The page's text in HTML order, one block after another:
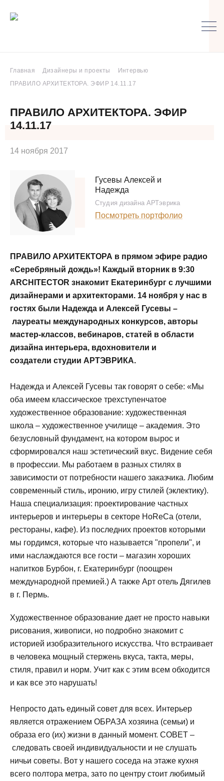
Главная Дизайнеры и проекты
Интервью
ПРАВИЛО АРХИТЕКТОРА. ЭФИР 14.11.17
ПРАВИЛО АРХИТЕКТОРА. ЭФИР
14.11.17
14 ноября 2017
Гусевы Алексей и
Надежда
Студия дизайна АРТэврика
Посмотреть портфолио
ПРАВИЛО АРХИТЕКТОРА в прямом эфире радио
«Серебряный дождь»! Каждый вторник в 9:30
ARCHITECTOR знакомит Екатеринбург с лучшими
дизайнерами и архитекторами. 14 ноября у нас в
гостях были Надежда и Алексей Гусевы –
лауреаты международных конкурсов, авторы
мастер-классов, вебинаров, статей в области
дизайна интерьера, вдохновители и
создатели студии АРТЭВРИКА.
Надежда и Алексей Гусевы так говорят о себе: «Мы
оба имеем классическое трехступенчатое
художественное образование: художественная
школа – художественное училище – академия. Это
безусловный фундамент, на котором вырос и
сформировался наш эстетический вкус. Видение себя
в профессии. Мы работаем в разных стилях в
зависимости от потребности нашего заказчика. Любим
современный стиль, иронию, игру стилей (эклектику).
Наша специализация: проектирование частных
интерьеров и интерьеры в секторе HoReCa (отели,
рестораны, кафе). Из последних проектов которыми
мы гордимся, которые что называется "пропели", и
ими наслаждаются все гости – магазин хороших
напитков Бурбон, г. Екатеринбург (поощрен
международной премией.) А также Арт отель Дягилев
в г. Пермь.
Художественное образование дает не просто навыки
рисования, живописи, но подробно знакомит с
историей изобразительного искусства. Что встраивает
в человека мощный стержень вкуса, такта, меры,
стиля, правил и норм. Учит как с этим всем обходится
и как все это нарушать!
Непросто дать единый совет для всех. Интерьер
является отражением ОБРАЗА хозяина (семьи) и
образа его (их) жизни в данный момент. СОВЕТ –
следовать своей индивидуальности и не слушать
ничьи советы. Вот у нашего соседа на этаже кухня
всего полтора метра, зато по центру стоит любимый